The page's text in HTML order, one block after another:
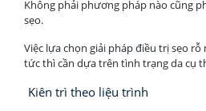
Không phải phương pháp nào cũng
sẹo.
Việc lựa chọn giải pháp điều trị sẹo
tức thì cần dựa trên tình trạng da cụ
Kiên trì theo liệu trình